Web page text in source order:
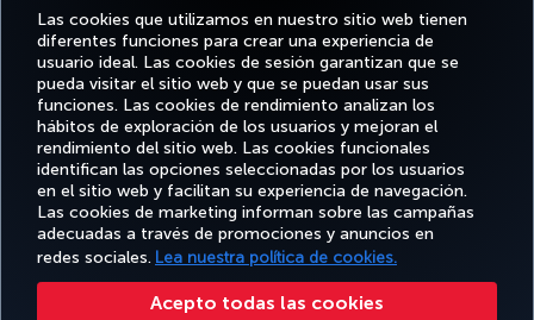
Las cookies que utilizamos en nuestro sitio web tienen
diferentes funciones para crear una experiencia de
usuario ideal. Las cookies de sesión garantizan que se
pueda visitar el sitio web y que se puedan usar sus
funciones. Las cookies de rendimiento analizan los
hábitos de exploración de los usuarios y mejoran el
rendimiento del sitio web. Las cookies funcionales
identifican las opciones seleccionadas por los usuarios
en el sitio web y facilitan su experiencia de navegación.
Las cookies de marketing informan sobre las campañas
adecuadas a través de promociones y anuncios en
redes sociales. Lea nuestra política de cookies.
Acepto todas las cookies
EL MEJOR WIFI DE EUROPA
Facebook
TwitterInstagram
YouTubeLinkedIn
TikTokBlog
RESERVE Y
GESTIONE
DISFRUTE
DE
OFERTAS
Y
DESTINOS
DESTINOS
FAVORITOS
AYUDA
TURKISH